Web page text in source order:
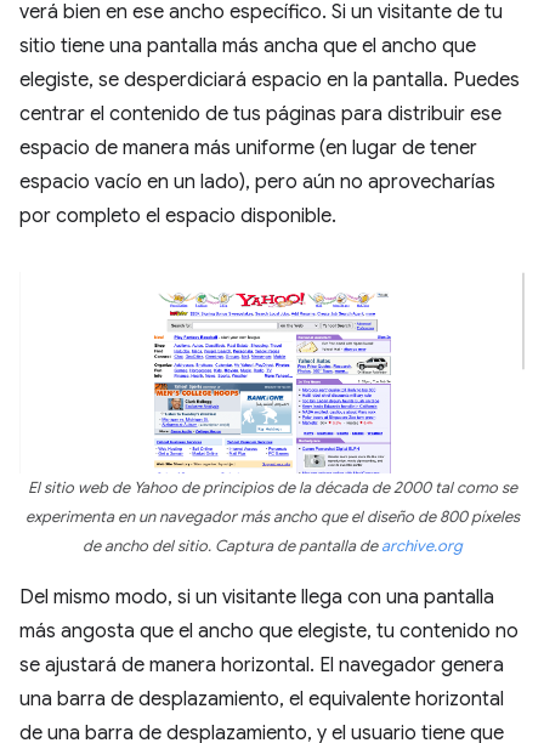
verá bien en ese ancho específico. Si un visitante de tu
sitio tiene una pantalla más ancha que el ancho que
elegiste, se desperdiciará espacio en la pantalla. Puedes
centrar el contenido de tus páginas para distribuir ese
espacio de manera más uniforme (en lugar de tener
espacio vacío en un lado), pero aún no aprovecharías
por completo el espacio disponible.
El sitio web de Yahoo de principios de la década de 2000 tal como se
experimenta en un navegador más ancho que el diseño de 800 píxeles
de ancho del sitio. Captura de pantalla dearchive.org
Del mismo modo, si un visitante llega con una pantalla
más angosta que el ancho que elegiste, tu contenido no
se ajustará de manera horizontal. El navegador genera
una barra de desplazamiento, el equivalente horizontal
de una barra de desplazamiento, y el usuario tiene que